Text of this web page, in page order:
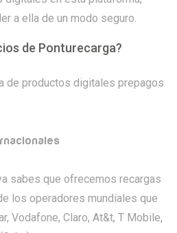
a ella de un modo seguro.
de Ponturecarga?
de productos digitales prepagos
sabes que ofrecemos recargas
los operadores mundiales que
Vodafone, Claro, At&t, T Mobile,